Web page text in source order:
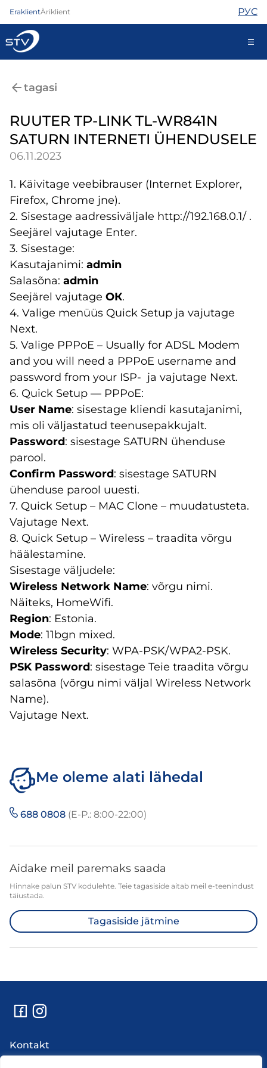
EraklientÄriklient РУС
Internet
TV
Telefon
Abi
Pood
Uudised
Kontaktid
tagasi
RUUTER TP-LINK TL-WR841N
SATURN INTERNETI ÜHENDUSELE
06.11.2023
1. Käivitage veebibrauser (Internet Explorer,
Firefox, Chrome jne).
2. Sisestage aadressiväljale http://192.168.0.1/ .
Seejärel vajutage Enter.
3. Sisestage:
Kasutajanimi: admin
Salasõna: admin
Seejärel vajutage ОК.
4. Valige menüüs Quick Setup ja vajutage
Next.
5. Valige PPPoE – Usually for ADSL Modem
and you will need a PPPoE username and
password from your ISP- ja vajutage Next.
6. Quick Setup — PPPoE:
User Name: sisestage kliendi kasutajanimi,
mis oli väljastatud teenusepakkujalt.
Password: sisestage SATURN ühenduse
parool.
Confirm Password: sisestage SATURN
ühenduse parool uuesti.
7. Quick Setup – MAC Clone – muudatusteta.
Vajutage Next.
8. Quick Setup – Wireless – traadita võrgu
häälestamine.
Sisestage väljudele:
Wireless Network Name: võrgu nimi.
Näiteks, HomeWifi.
Region: Estonia.
Mode: 11bgn mixed.
Wireless Security: WPA-PSK/WPA2-PSK.
PSK Password: sisestage Teie traadita võrgu
salasõna (võrgu nimi väljal Wireless Network
Name).
Vajutage Next.
Me oleme alati lähedal
688 0808 (E-P.: 8:00-22:00)
Aidake meil paremaks saada
Hinnake palun STV kodulehte. Teie tagasiside aitab meil e-teenindust
täiustada.
Tagasiside jätmine
Kontakt
Abi